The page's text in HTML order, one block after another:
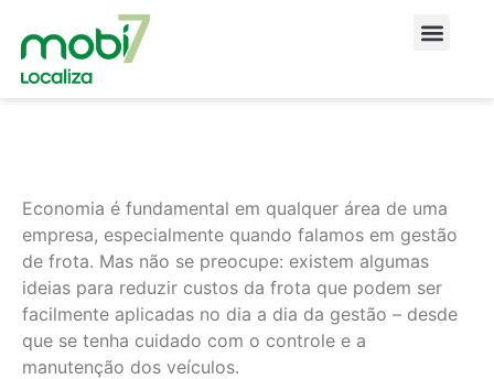
Economia é fundamental em qualquer área de uma
empresa, especialmente quando falamos em gestão
de frota. Mas não se preocupe: existem algumas
ideias para reduzir custos da frota que podem ser
facilmente aplicadas no dia a dia da gestão – desde
que se tenha cuidado com o controle e a
manutenção dos veículos.